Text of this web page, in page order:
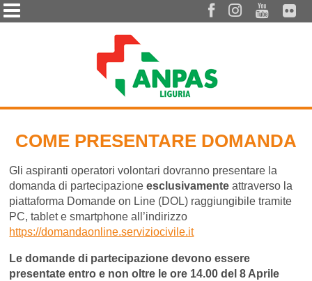
   
COME PRESENTARE DOMANDA
Gli aspiranti operatori volontari dovranno presentare la
domanda di partecipazioneesclusivamente attraverso la
piattaforma Domande on Line (DOL) raggiungibile tramite
PC, tablet e smartphone all’indirizzo
https://domandaonline.serviziocivile.it
Le domande di partecipazione devono essere
presentate entro e non oltre le ore 14.00 del 8 Aprile